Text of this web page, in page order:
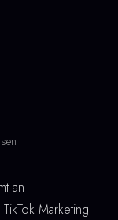
an
Marketing